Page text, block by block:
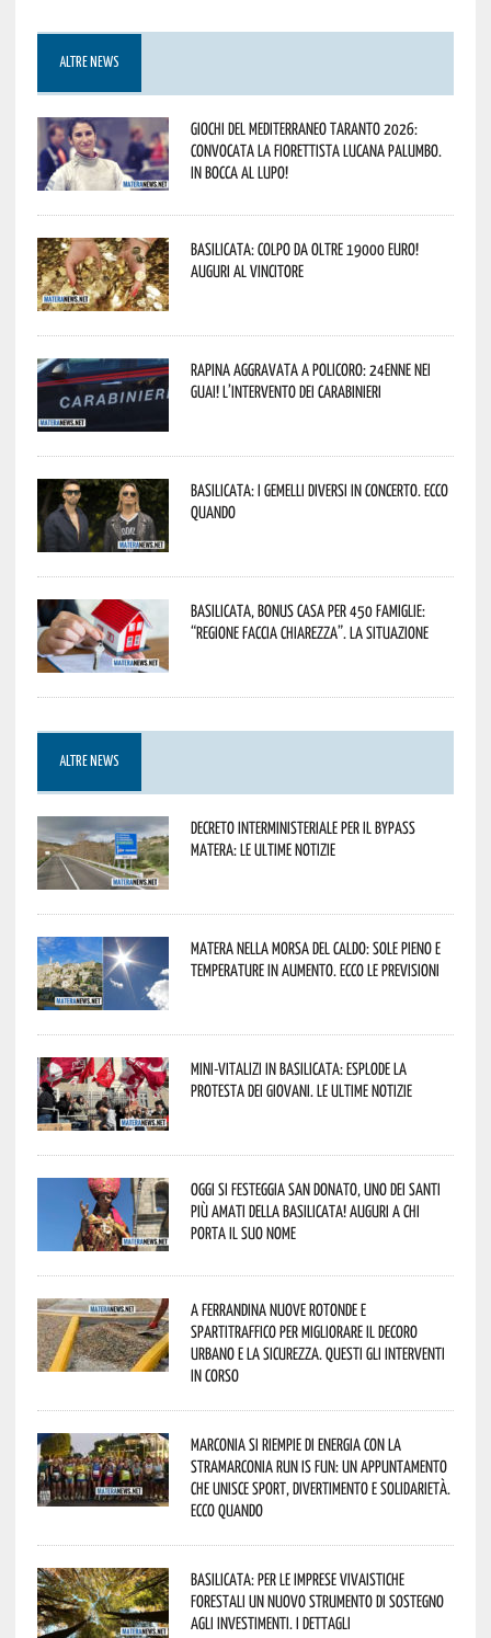
ALTRE NEWS
Giochi del Mediterraneo Taranto 2026:
convocata la fiorettista lucana Palumbo.
In bocca al lupo!
Basilicata: colpo da oltre 19000 Euro!
Auguri al vincitore
Rapina aggravata a Policoro: 24enne nei
guai! L’intervento dei Carabinieri
Basilicata: i Gemelli DiVersi in concerto. Ecco
quando
Basilicata, Bonus casa per 450 famiglie:
“Regione faccia chiarezza”. La situazione
ALTRE NEWS
Decreto interministeriale per il Bypass
Matera: le ultime notizie
Matera nella morsa del caldo: sole pieno e
temperature in aumento. Ecco le previsioni
Mini-vitalizi in Basilicata: esplode la
protesta dei giovani. Le ultime notizie
Oggi si festeggia San Donato, uno dei Santi
più amati della Basilicata! Auguri a chi
porta il suo nome
A Ferrandina nuove rotonde e
spartitraffico per migliorare il decoro
urbano e la sicurezza. Questi gli interventi
in corso
Marconia si riempie di energia con la
StraMarconia Run is Fun: un appuntamento
che unisce sport, divertimento e solidarietà.
Ecco quando
Basilicata: per le imprese vivaistiche
forestali un nuovo strumento di sostegno
agli investimenti. I dettagli